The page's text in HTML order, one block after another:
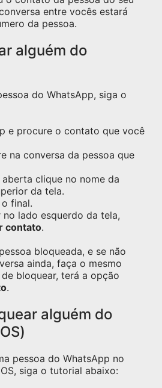
entre vocês estará
da pessoa.
alguém do
do WhatsApp, siga o
e procure o contato que você
na conversa da pessoa que
clique no nome da
da tela.
final.
lado esquerdo da tela,
contato.
bloqueada, e se não
ainda, faça o mesmo
bloquear, terá a opção
.
alguém do
pessoa do WhatsApp no
siga o tutorial abaixo: